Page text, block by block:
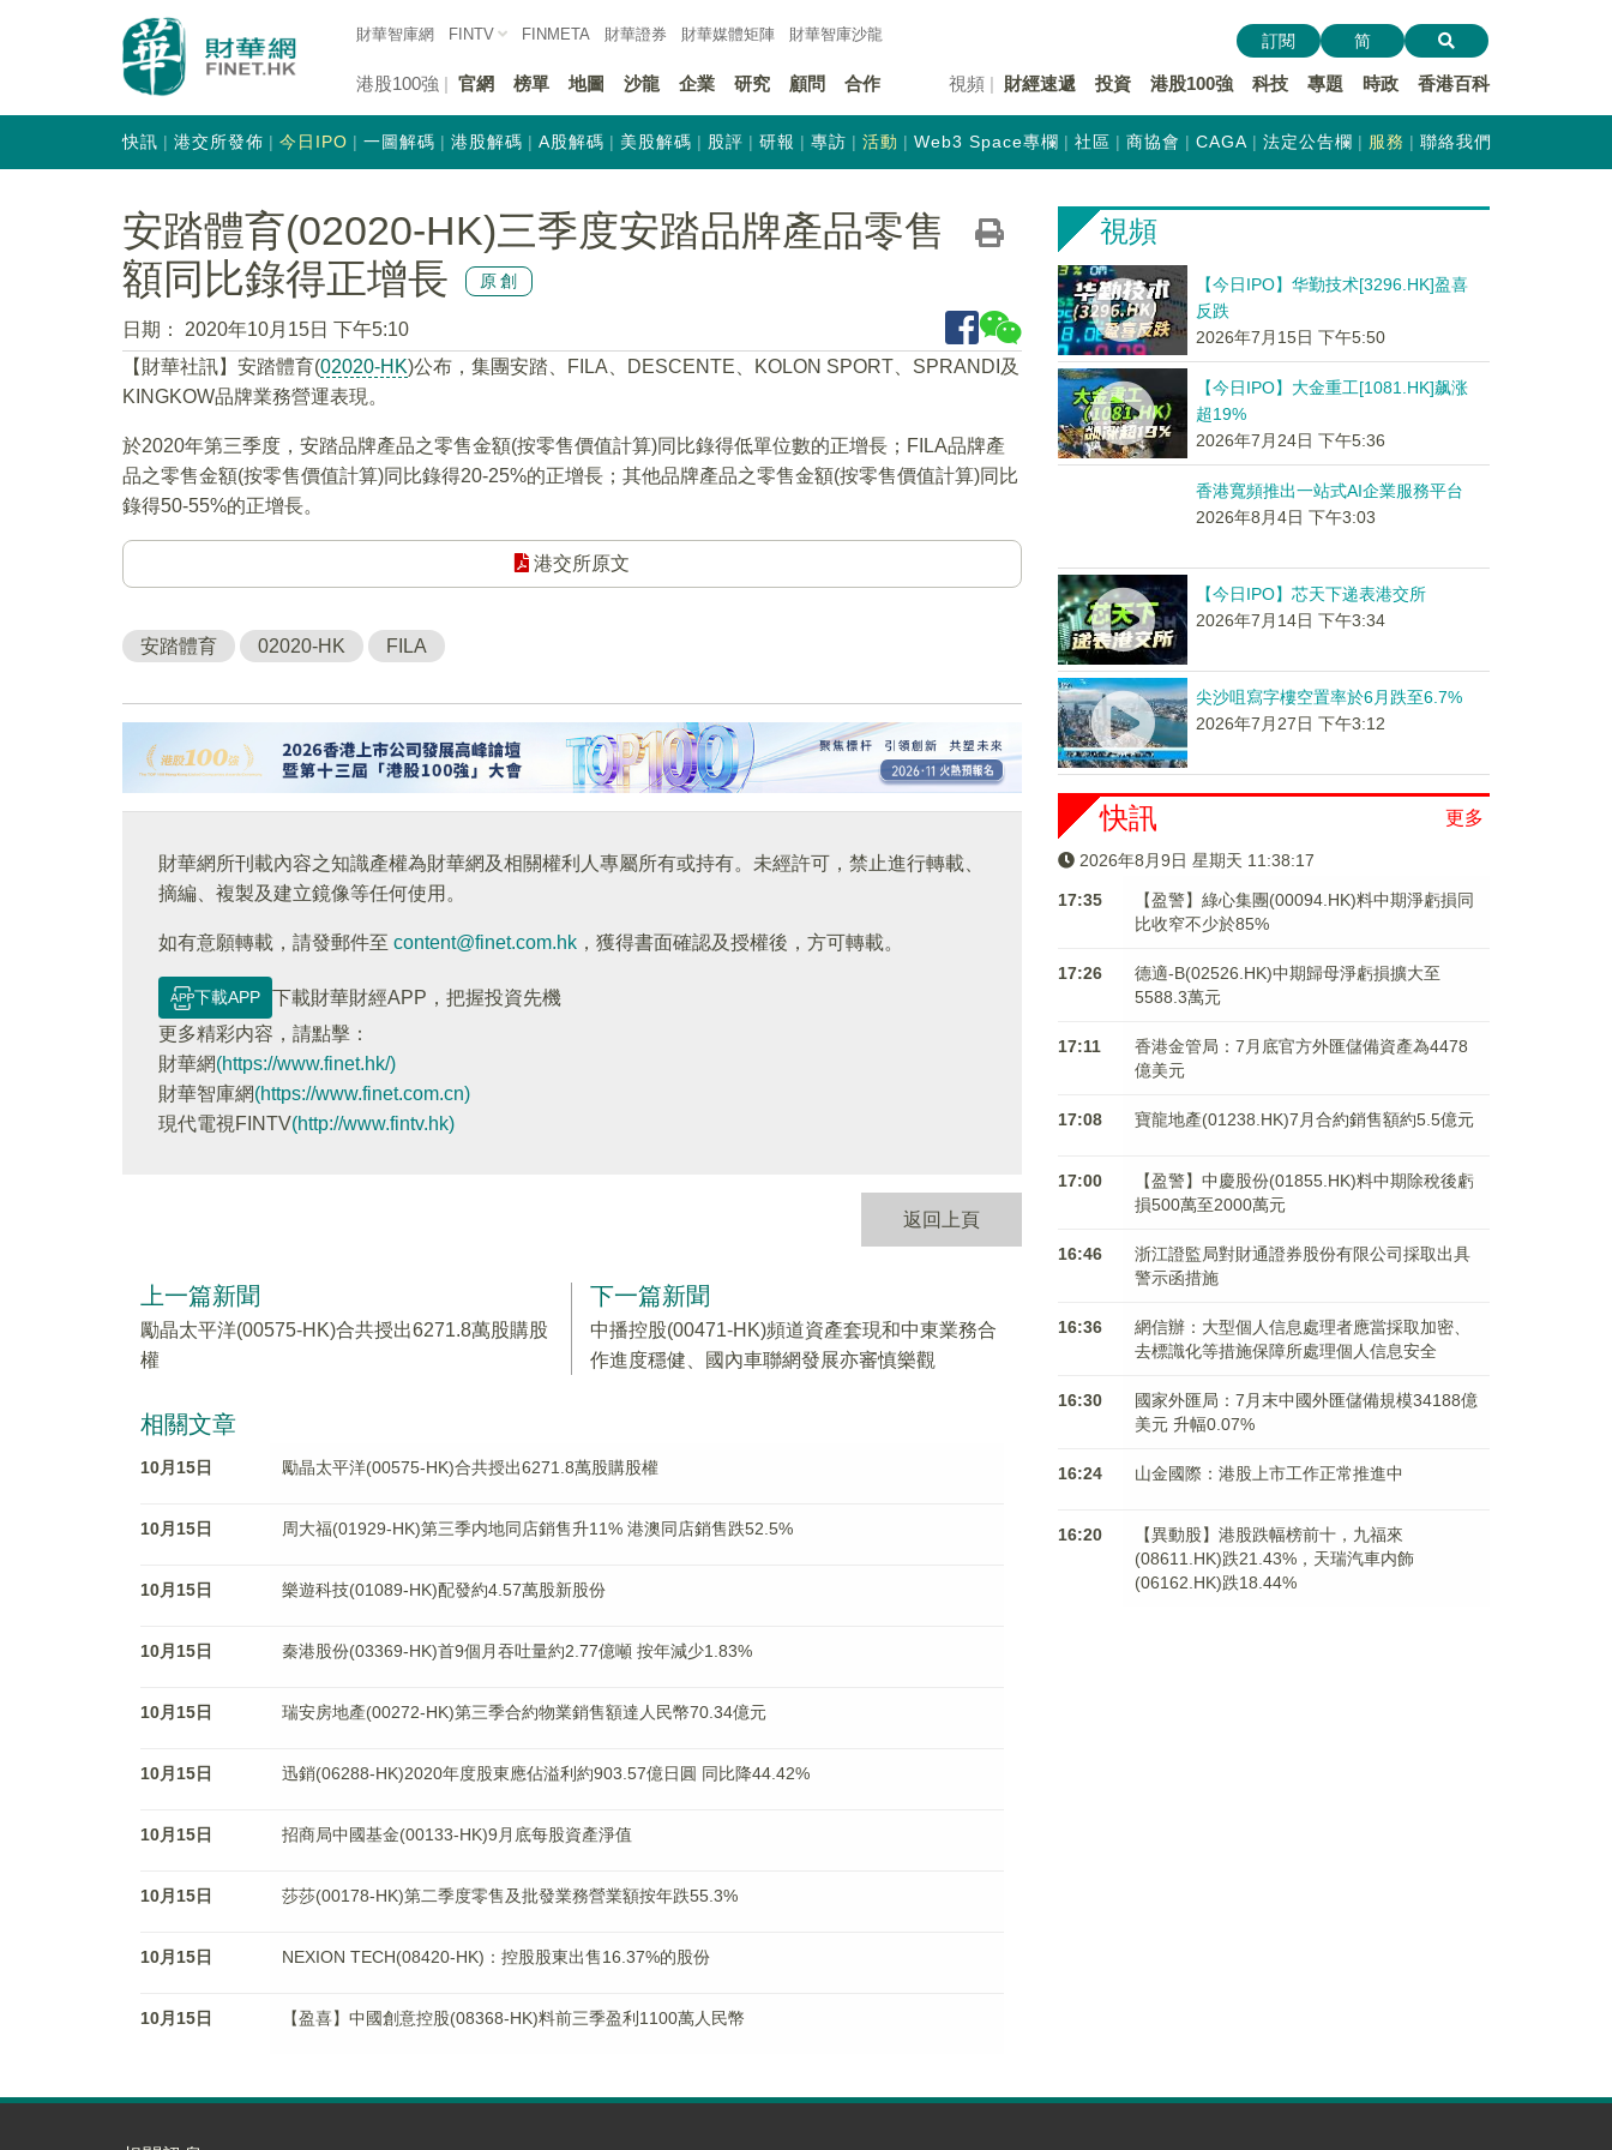
財華智庫網 FINTV FINMETA 財華證券 財華媒體矩陣 財華智庫沙龍
港股100強 官網 榜單 地圖 沙龍 企業 研究 顧問 合作 視頻 財經速遞 投資 港股100強 科技 專題 時政 香港百科
訂閱 简
快訊 港交所發佈 今日IPO 一圖解碼 港股解碼 A股解碼 美股解碼 股評 研報 專訪 活動 Web3 Space專欄 社區 商協會 CAGA 法定公告欄 服務 聯絡我們
安踏體育(02020-HK)三季度安踏品牌產品零售
額同比錄得正增長
原創
日期：
2020年10月15日 下午5:10
【財華社訊】安踏體育(02020-HK)公布，集團安踏、FILA、DESCENTE、KOLON SPORT、SPRANDI及
KINGKOW品牌業務營運表現。
於2020年第三季度，安踏品牌產品之零售金額(按零售價值計算)同比錄得低單位數的正增長；FILA品牌產
品之零售金額(按零售價值計算)同比錄得20-25%的正增長；其他品牌產品之零售金額(按零售價值計算)同比
錄得50-55%的正增長。
港交所原文
安踏體育 02020-HK FILA
財華網所刊載內容之知識產權為財華網及相關權利人專屬所有或持有。未經許可，禁止進行轉載、
摘編、複製及建立鏡像等任何使用。
如有意願轉載，請發郵件至 content@finet.com.hk ，獲得書面確認及授權後，方可轉載。
下載APP
下載財華財經APP，把握投資先機
更多精彩内容，請點擊：
財華網(https://www.finet.hk/)
財華智庫網(https://www.finet.com.cn)
現代電視FINTV(http://www.fintv.hk)
返回上頁
上一篇新聞
勵晶太平洋(00575-HK)合共授出6271.8萬股購股
權
下一篇新聞
中播控股(00471-HK)頻道資產套現和中東業務合
作進度穩健、國內車聯網發展亦審慎樂觀
相關文章
10月15日 勵晶太平洋(00575-HK)合共授出6271.8萬股購股權
10月15日 周大福(01929-HK)第三季内地同店銷售升11% 港澳同店銷售跌52.5%
10月15日 樂遊科技(01089-HK)配發約4.57萬股新股份
10月15日 秦港股份(03369-HK)首9個月吞吐量約2.77億噸 按年減少1.83%
10月15日 瑞安房地產(00272-HK)第三季合約物業銷售額達人民幣70.34億元
10月15日 迅銷(06288-HK)2020年度股東應佔溢利約903.57億日圓 同比降44.42%
10月15日 招商局中國基金(00133-HK)9月底每股資產淨值
10月15日 莎莎(00178-HK)第二季度零售及批發業務營業額按年跌55.3%
10月15日 NEXION TECH(08420-HK)：控股股東出售16.37%的股份
10月15日 【盈喜】中國創意控股(08368-HK)料前三季盈利1100萬人民幣
視頻
【今日IPO】华勤技术[3296.HK]盈喜
反跌
2026年7月15日 下午5:50
【今日IPO】大金重工[1081.HK]飙涨
超19%
2026年7月24日 下午5:36
香港寬頻推出一站式AI企業服務平台
2026年8月4日 下午3:03
【今日IPO】芯天下递表港交所
2026年7月14日 下午3:34
尖沙咀寫字樓空置率於6月跌至6.7%
2026年7月27日 下午3:12
更多
快訊
2026年8月9日 星期天 11:38:17
17:35
【盈警】綠心集團(00094.HK)料中期淨虧損同
比收窄不少於85%
17:26
德適-B(02526.HK)中期歸母淨虧損擴大至
5588.3萬元
17:11
香港金管局：7月底官方外匯儲備資產為4478
億美元
17:08 寶龍地產(01238.HK)7月合約銷售額約5.5億元
17:00
【盈警】中慶股份(01855.HK)料中期除稅後虧
損500萬至2000萬元
16:46
浙江證監局對財通證券股份有限公司採取出具
警示函措施
16:36
網信辦：大型個人信息處理者應當採取加密、
去標識化等措施保障所處理個人信息安全
16:30
國家外匯局：7月末中國外匯儲備規模34188億
美元 升幅0.07%
16:24 山金國際：港股上市工作正常推進中
16:20
【異動股】港股跌幅榜前十，九福來
(08611.HK)跌21.43%，天瑞汽車内飾
(06162.HK)跌18.44%